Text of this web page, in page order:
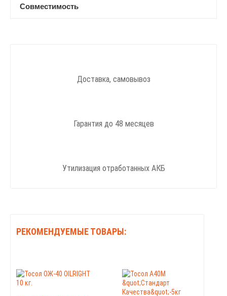
Совместимость
Доставка, самовывоз
Гарантия до 48 месяцев
Утилизация отработанных АКБ
РЕКОМЕНДУЕМЫЕ ТОВАРЫ: